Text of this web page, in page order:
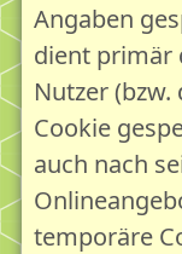
Angaben
dient primär
Nutzer
Cookie
auch nach
temporäre